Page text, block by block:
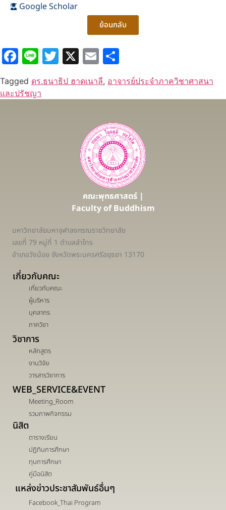
Google Scholar
ย้อนกลับ
Facebook
LineTwitter
X Email
Tagged ดร.ธนาธิป ฮาดเนาลี, อาจารย์ประจำภาควิชาศาสนา
และปรัชญา
คณะพุทธศาสตร์ |
Faculty of Buddhism
มหาวิทยาลัยมหาจุฬาลงกรณราชวิทยาลัย
เลขที่ 79 หมู่ที่ 1 ตำบลลำไทร
อำเภอวังน้อย จังหวัดพระนครศรีอยุธยา 13170
เกี่ยวกับคณะ
เกี่ยวกับคณะ
ผู้บริหาร
บุคลากร
ภาควิชา
วิชาการ
หลักสูตร
งานวิจัย
วารสารวิชาการ
WEB_SERVICE&EVENT
Meeting_Room
รวมภาพกิจกรรม
นิสิต
ตารางเรียน
ปฏิทินการศึกษา
ทุนการศึกษา
คู่มือนิสิต
แหล่งข่าวประชาสัมพันธ์อื่นๆ
Facebook_Thai Program